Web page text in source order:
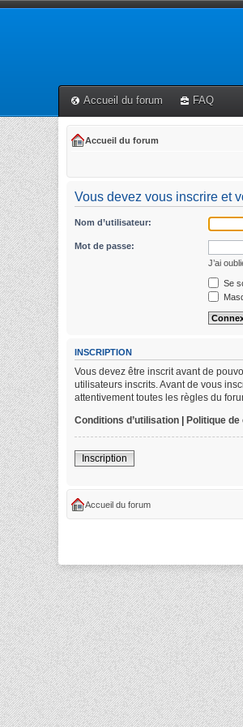
Accueil du forum FAQ
Accueil du forum
Vous devez vous inscrire et
Nom d’utilisateur:
Mot de passe:
J’ai
Se
INSCRIPTION
Vous devez être inscrit avant de
utilisateurs inscrits. Avant de vous
attentivement toutes les règles du
Conditions d’utilisation | Politique
Inscription
Accueil du forum